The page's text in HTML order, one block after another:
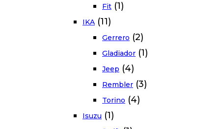
Fit (1)
IKA (11)
Gerrero (2)
Gladiador (1)
Jeep (4)
Rembler (3)
Torino (4)
Isuzu (1)